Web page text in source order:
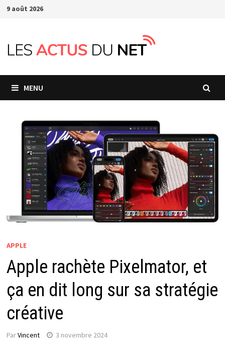
Passer
9 août 2026
MENU
APPLE
Apple rachète Pixelmator, et
ça en dit long sur sa stratégie
créative
ParVincent 3 novembre 2024